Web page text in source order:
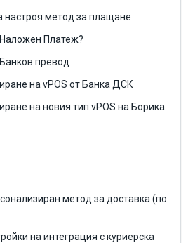
настроя метод за плащане
Платеж?
превод
на vPOS от Банка ДСК
на новия тип vPOS на Борика
метод за доставка (по
на интеграция с куриерска